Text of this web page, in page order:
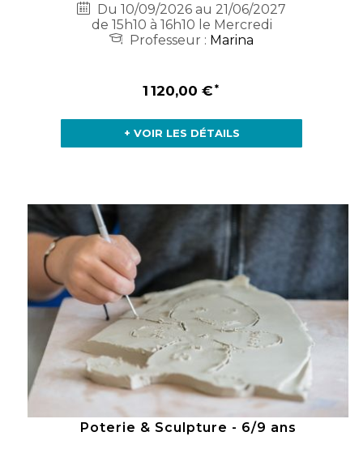
Du 10/09/2026 au 21/06/2027
de 15h10 à 16h10 le Mercredi
Professeur : Marina
1 120,00 €
+ VOIR LES DÉTAILS
Poterie & Sculpture - 6/9 ans